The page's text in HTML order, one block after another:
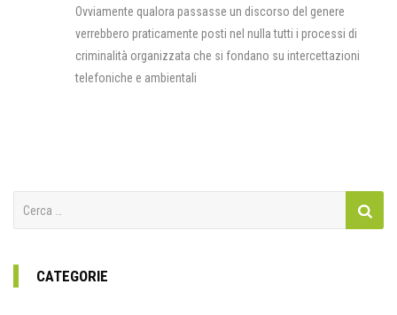
Ovviamente qualora passasse un discorso del genere
verrebbero praticamente posti nel nulla tutti i processi di
criminalità organizzata che si fondano su intercettazioni
telefoniche e ambientali
CATEGORIE